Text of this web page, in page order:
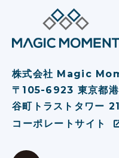
株式会社 Magic
〒105-6923 東京都
⾕町トラストタワー
コーポレートサイト